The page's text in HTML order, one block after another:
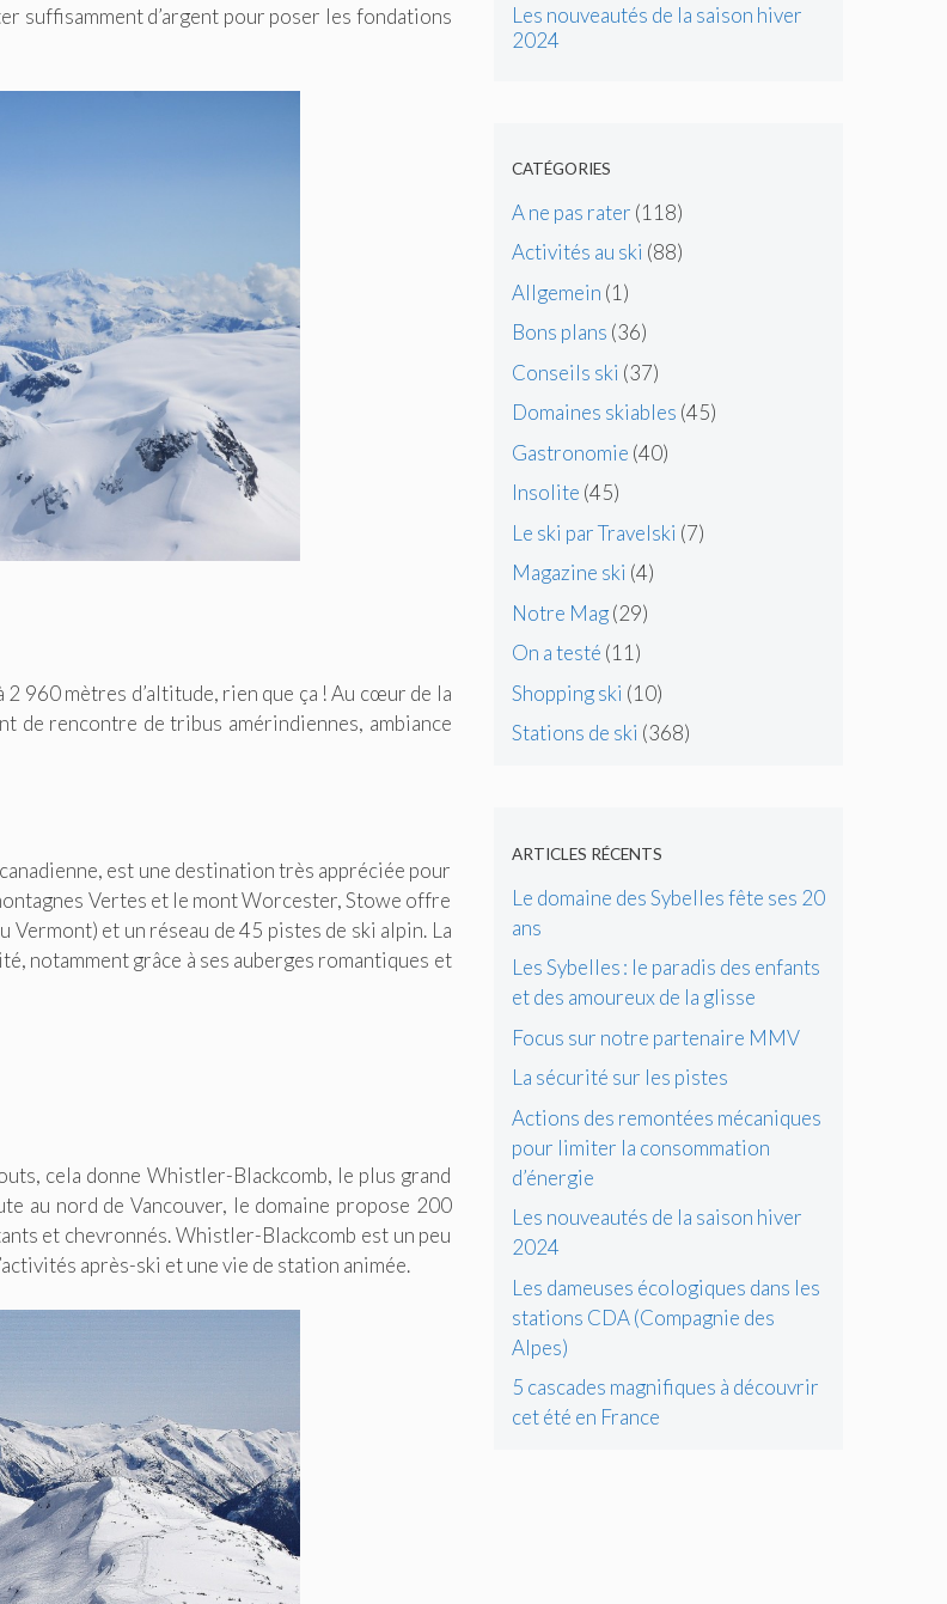
suffisamment d’argent pour poser les fondations
960 mètres d’altitude, rien que ça ! Au cœur de la
de rencontre de tribus amérindiennes, ambiance
est une destination très appréciée pour
Vertes et le mont Worcester, Stowe offre
et un réseau de 45 pistes de ski alpin. La
notamment grâce à ses auberges romantiques et
cela donne Whistler-Blackcomb, le plus grand
au nord de Vancouver, le domaine propose 200
et chevronnés. Whistler-Blackcomb est un peu
après-ski et une vie de station animée.
Les nouveautés de la saison hiver
2024
CATÉGORIES
A ne pas rater (118)
Activités au ski (88)
Allgemein (1)
Bons plans (36)
Conseils ski (37)
Domaines skiables (45)
Gastronomie (40)
Insolite (45)
Le ski par Travelski (7)
Magazine ski (4)
Notre Mag(29)
On a testé (11)
Shopping ski (10)
Stations de ski (368)
ARTICLES RÉCENTS
Le domaine des Sybelles fête ses 20
ans
Les Sybelles : le paradis des enfants
et des amoureux de la glisse
Focus sur notre partenaire MMV
La sécurité sur les pistes
Actions des remontées mécaniques
pour limiter la consommation
d’énergie
Les nouveautés de la saison hiver
2024
Les dameuses écologiques dans les
stations CDA (Compagnie des
Alpes)
5 cascades magnifiques à découvrir
cet été en France